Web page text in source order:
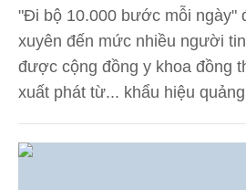
"Đi bộ 10.000 bước mỗi ngày"
xuyên đến mức nhiều người
được cộng đồng y khoa đồng
xuất phát từ... khẩu hiệu